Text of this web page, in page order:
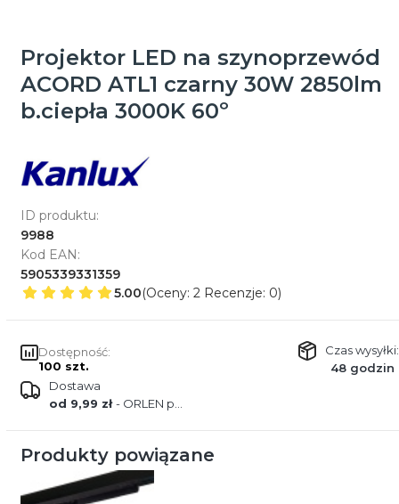
Projektor LED na szynoprzewód
ACORD ATL1 czarny 30W 2850lm
b.ciepła 3000K 60º
ID produktu:
9988
Kod EAN:
5905339331359
5.00(Oceny: 2 Recenzje: 0)
Dostępność:
100 szt.
Czas wysyłki:
48 godzin
Dostawa
od 9,99 zł- ORLEN paczka
Produkty powiązane